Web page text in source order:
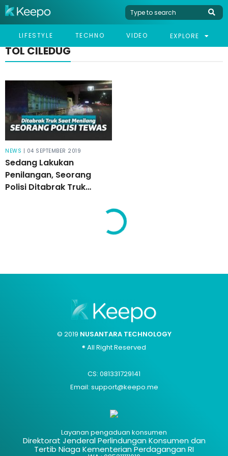
LIFESTYLE TECHNO VIDEO EXPLORE
TOL CILEDUG
NEWS | 04 SEPTEMBER 2019
Sedang Lakukan
Penilangan, Seorang
Polisi Ditabrak Truk
© 2019 NUSANTARA TECHNOLOGY
® All Right Reserved
CS: 081331729141
Email: support@keepo.me
Layanan pengaduan konsumen
Direktorat Jenderal Perlindungan Konsumen dan
Tertib Niaga Kementerian Perdagangan RI